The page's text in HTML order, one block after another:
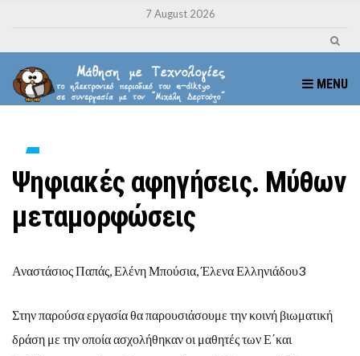
7 August 2026
MENU
Ψηφιακές αφηγήσεις. Μύθων
μεταμορφώσεις
Αναστάσιος Παπάς, Ελένη Μπούσια, Έλενα Ελληνιάδου3
Στην παρούσα εργασία θα παρουσιάσουμε την κοινή βιωματική
δράση με την οποία ασχολήθηκαν οι μαθητές των Ε΄και